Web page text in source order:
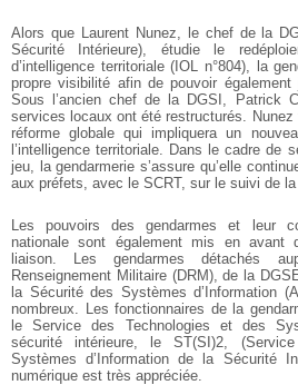
Alors que Laurent Nunez, le chef de la
Sécurité Intérieure), étudie le
d’intelligence territoriale (IOL n°804), la
propre visibilité afin de pouvoir également
Sous l’ancien chef de la DGSI, Patrick
services locaux ont été restructurés.
réforme globale qui impliquera un
l’intelligence territoriale. Dans le cadre de
jeu, la gendarmerie s’assure qu’elle
aux préfets, avec le SCRT, sur le suivi de la
Les pouvoirs des gendarmes et leur
nationale sont également mis en avant
liaison. Les gendarmes détachés
Renseignement Militaire (DRM), de la
la Sécurité des Systèmes d’Information
nombreux. Les fonctionnaires de la
le Service des Technologies et des
sécurité intérieure, le ST(SI)2,
Systèmes d’Information de la Sécurité
numérique est très appréciée.